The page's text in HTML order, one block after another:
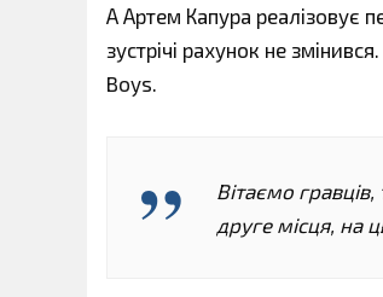
А Артем Капура реалізовує
зустрічі рахунок не
Boys.
Вітаємо
друге місця, на